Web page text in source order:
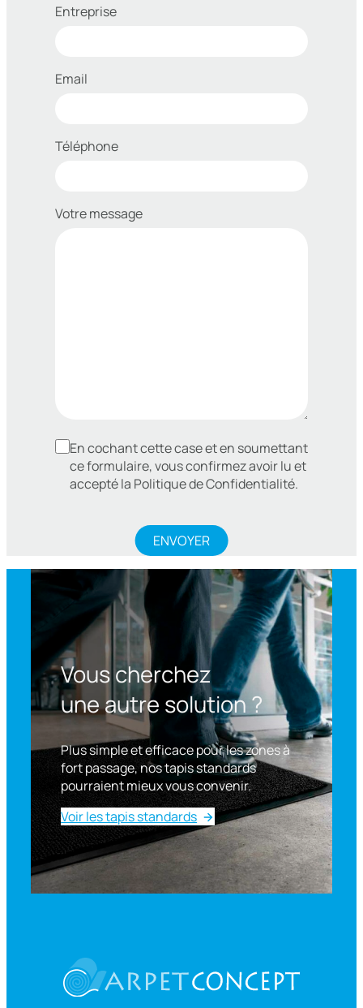
Entreprise
Email
Téléphone
Votre message
En cochant cette case et en soumettant
ce formulaire, vous confirmez avoir lu et
accepté la Politique de Confidentialité.
Vous cherchez
une autre solution ?
Plus simple et efficace pour les zones à
fort passage, nos tapis standards
pourraient mieux vous convenir.
Voir les tapis standards